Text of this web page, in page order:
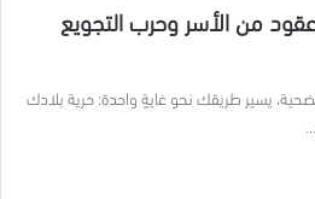
عقود من الأسر وحرب التجويع
يسير طريقك نحو غايةٍ واحدة: حرية بلادك